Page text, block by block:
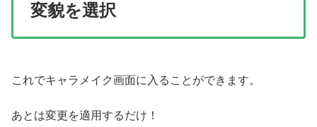
変貌を選択
これでキャラメイク画面に入ることができます。
あとは変更を適用するだけ！